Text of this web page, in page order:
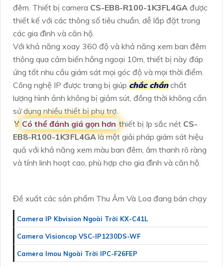
đêm. Thiết bị camera CS-EB8-R100-1K3FL4GA được
thiết kế với các thông số tiêu chuẩn, dễ lắp đặt trong
các gia đình và căn hộ.
Với khả năng xoay 360 độ và khả năng xem ban đêm
thông qua cảm biến hồng ngoại 10m, thiết bị này đáp
ứng tốt nhu cầu giám sát mọi góc độ và mọi thời điểm.
Công nghệ IP được trang bị giúp chắc chắnchất
lượng hình ảnh không bị giảm sút, đồng thời không cần
sử dụng nhiều thiết bị phụ trợ.
️🏅️ Có thể đánh giá gọn hơn thiết bị Ip sắc nét CS-
EB8-R100-1K3FL4GAlà một giải pháp giám sát hiệu
quả với khả năng xem màu ban đêm, âm thanh rõ ràng
và tính linh hoạt cao, phù hợp cho gia đình và căn hộ.
Đề xuất các sản phẩm Thu Âm Và Loa đang bán chạy
Camera IP Kbvision Ngoài Trời KX-C41L
Camera Visioncop VSC-IP1230DS-WF
Camera Imou Ngoài Trời IPC-F26FEP